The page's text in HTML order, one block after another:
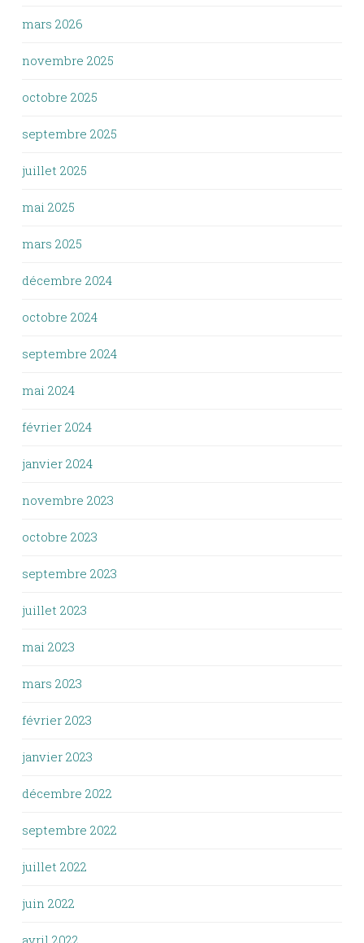
mars 2026
novembre 2025
octobre 2025
septembre 2025
juillet 2025
mai 2025
mars 2025
décembre 2024
octobre 2024
septembre 2024
mai 2024
février 2024
janvier 2024
novembre 2023
octobre 2023
septembre 2023
juillet 2023
mai 2023
mars 2023
février 2023
janvier 2023
décembre 2022
septembre 2022
juillet 2022
juin 2022
avril 2022